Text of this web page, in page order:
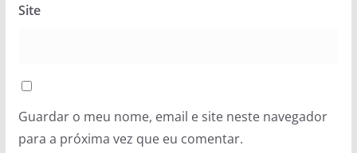
Site
Guardar o meu nome, email e site neste navegador
para a próxima vez que eu comentar.